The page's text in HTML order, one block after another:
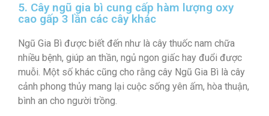
5. Cây ngũ gia bì cung cấp hàm lượng oxy
cao gấp 3 lần các cây khác
Ngũ Gia Bì được biết đến như là cây thuốc nam chữa
nhiều bệnh, giúp an thần, ngủ ngon giấc hay đuổi được
muỗi. Một số khác cũng cho rằng cây Ngũ Gia Bì là cây
cảnh phong thủy mang lại cuộc sống yên ấm, hòa thuận,
bình an cho người trồng.